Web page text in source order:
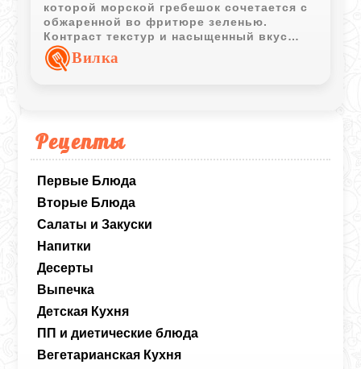
Рецепты
Первые Блюда
Вторые Блюда
Салаты и Закуски
Напитки
Десерты
Выпечка
Детская Кухня
ПП и диетические блюда
Вегетарианская Кухня
которой морской гребешок сочетается с
обжаренной во фритюре зеленью.
Контраст текстур и насыщенный вкус
делают блюдо интересным вариантом
подачи морепродуктов.
Вилка